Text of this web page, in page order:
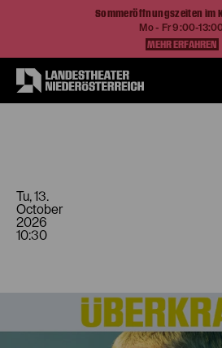
Sommeröffnungszeiten im
Mo - Fr 9:00-
MEHR ERFAHREN
Tu, 13.
October
2026
10:30